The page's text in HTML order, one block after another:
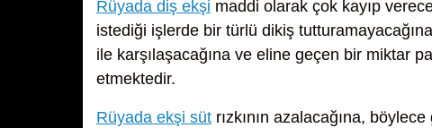
Rüyada diş ekşi maddi olarak çok kayıp
istediği işlerde bir türlü dikiş
ile karşılaşacağına ve eline geçen bir miktar
etmektedir.
Rüyada ekşi süt rızkının azalacağına,